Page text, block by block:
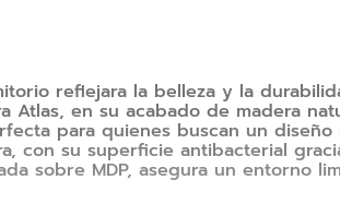
reflejara la belleza y la
Atlas, en su acabado de madera
para quienes buscan un
con su superficie antibacterial
sobre MDP, asegura un entorno